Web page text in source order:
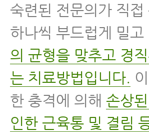
숙련된 전문의가 직
하나씩 부드럽게 밀고
의 균형을 맞추고 경
는 치료방법입니다.
한 충격에 의해 손상
인한 근육통 및 결림